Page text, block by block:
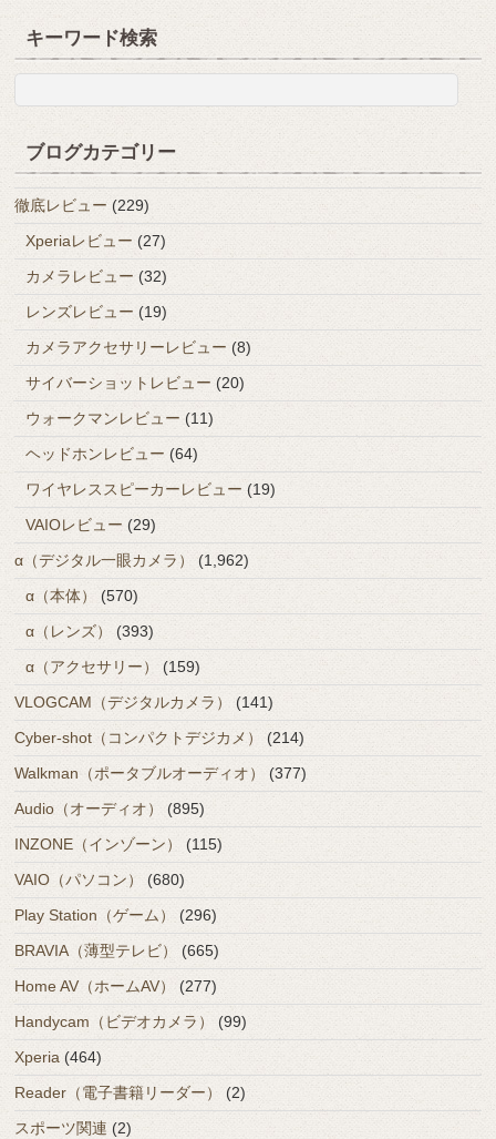
キーワード検索
ブログカテゴリー
徹底レビュー (229)
Xperiaレビュー (27)
カメラレビュー (32)
レンズレビュー (19)
カメラアクセサリーレビュー (8)
サイバーショットレビュー (20)
ウォークマンレビュー (11)
ヘッドホンレビュー (64)
ワイヤレススピーカーレビュー (19)
VAIOレビュー (29)
α（デジタル一眼カメラ）
(1,962)
α（本体）
(570)
α（レンズ）
(393)
α（アクセサリー）
(159)
VLOGCAM（デジタルカメラ）
(141)
Cyber-shot（コンパクトデジカメ）
(214)
Walkman（ポータブルオーディオ）
(377)
Audio（オーディオ）
(895)
INZONE（インゾーン）
(115)
VAIO（パソコン）
(680)
Play Station（ゲーム）
(296)
BRAVIA（薄型テレビ）
(665)
Home AV（ホームAV）
(277)
Handycam（ビデオカメラ）
(99)
Xperia (464)
Reader（電子書籍リーダー） (2)
スポーツ関連 (2)